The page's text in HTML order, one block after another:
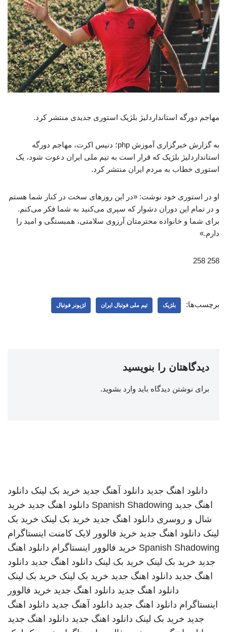
مهاجم دورگه استانداردلیژ بلژیک استوری جدیدی منتشر کرد.
به گزارش خبرگزاری آموزش php؛ دنیس اکرت، مهاجم دورگه
استانداردلیژ بلژیک که قرار است به تیم ملی ایران دعوت شود، یک
استوری خطاب به مردم ایران منتشر کرد.
او در استوری خود نوشت: «در این روزهای سخت در کنار شما هستم
و در تمام این دوران دشوار که سپری می‌کنید به شما فکر می‌کنم.
برای شما و خانواده محترمتان آرزوی سلامتی، همبستگی و امید را
دارم.»
258 258
برچسب‌ها: بلژیک تیم ملی فوتبال ایران لژیونر فوتبال
دیدگاهتان را بنویسید
برای نوشتن دیدگاه باید وارد بشوید.
دانلود اهنگ جدید دانلود آهنگ جدید خرید بک لینک دانلود
اهنگ جدید Spanish Shadowing دانلود اهنگ جدید خرید
شال و روسری دانلود اهنگ جدید خرید بک لینک خرید بک
لینک دانلود اهنگ جدید خرید فالوور لایک کامنت اینستاگرام
Spanish Shadowing خرید فالوور اینستاگرام دانلود اهنگ
جدید خرید بک لینک خرید بک لینک دانلود اهنگ جدید دانلود
اهنگ جدید دانلود اهنگ جدید خرید بک لینک خرید بک لینک
دانلود اهنگ جدید دانلود اهنگ جدید خرید فالوور
اینستاگرام دانلود اهنگ جدید دانلود آهنگ جدید دانلود اهنگ
جدید خرید بک لینک دانلود اهنگ جدید دانلود اهنگ جدید